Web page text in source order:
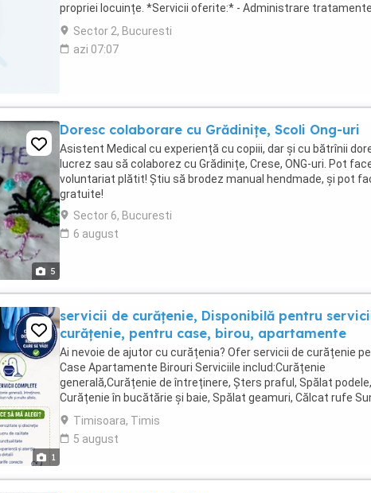
propriei locuințe. *Servicii oferite:* - Administrare tratamente
injectabile (i.m., ...
Sector 2, Bucuresti
azi 07:07
5
Doresc colaborare cu Grădinițe, Scoli Ong-uri
Asistent Medical cu experiență cu copiii, dar și cu bătrînii
lucrez sau să colaborez cu Grădinițe, Crese, ONG-uri. Pot
voluntariat plătit! Știu să brodez manual hendmade, și pot
gratuite!
Sector 6, Bucuresti
6 august
1
servicii de curățenie, Disponibilă pentru
curățenie, pentru case, birou, apartamente
Ai nevoie de ajutor cu curățenia? Ofer servicii de curățenie
Case Apartamente Birouri Serviciile includ:Curățenie
generală,Curățenie de întreținere, Șters praful, Spălat podele,
Curățenie în bucătărie și baie, Spălat geamuri, Călcat rufe
disponibilă dimineața, după-amiaza sau la ...
Timisoara, Timis
5 august